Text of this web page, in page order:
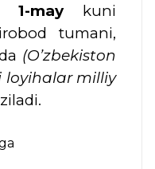
1-may kuni
tumani,
(O’zbekiston
loyihalar milliy